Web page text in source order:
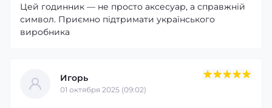
Цей годинник — не просто аксесуар, а справжній
символ. Приємно підтримати українського
виробника
Игорь
01 октября 2025 (09:02)